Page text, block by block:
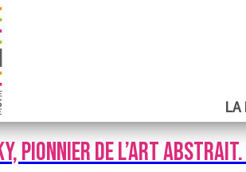
LA
PIONNIER DE L’ART